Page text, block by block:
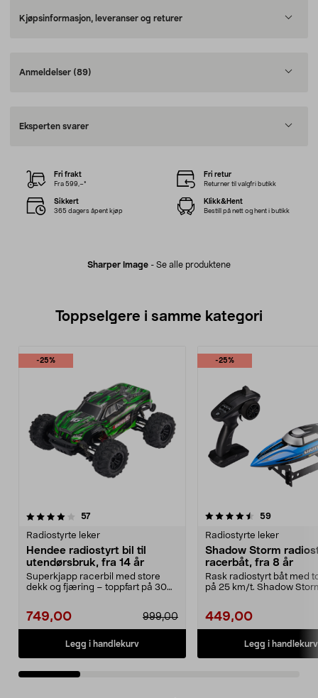
Kjøpsinformasjon, leveranser og returer
Anmeldelser (89)
Eksperten svarer
Sharper Image - Se alle produktene
Fri frakt
Fra 599,–*
Fri retur
Returner til valgfri butikk
Sikkert
365 dagers åpent kjøp
Klikk&Hent
Bestill på nett og hent i butikk
Toppselgere i samme kategori
-25%
57anmeldelser
Radiostyrte leker
Hendee radiostyrt bil til
utendørsbruk, fra 14 år
Superkjapp racerbil med store
dekk og fjæring – toppfart på 30
749,00 999,00
Legg i handlekurv
-25%
4.5 av 5 stjerner 59
Radiostyrte leker
Shadow Storm
racerbåt, fra 8 år
Rask radiostyrt båt med
på 25 km/t. Shadow
449,00
Legg i handlekurv
4.0 av 5 stjerner